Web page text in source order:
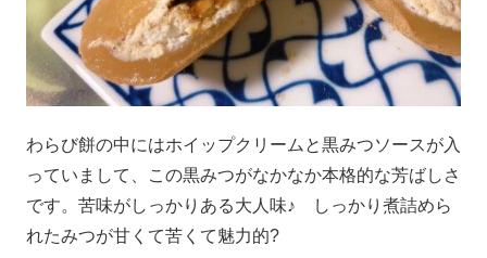
わらび餅の中にはホイップクリームと黒みつソースが入
っていまして、この黒みつがなかなか本格的な芳ばしさ
です。苦味がしっかりある大人味♪ しっかり煮詰めら
れたみつが甘くて苦くて魅力的?